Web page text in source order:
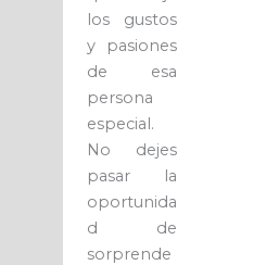
los gustos
y pasiones
de esa
persona
especial.
No dejes
pasar la
oportunida
d de
sorprende